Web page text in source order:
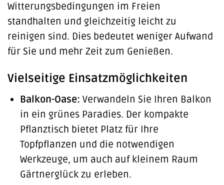
Witterungsbedingungen im Freien
standhalten und gleichzeitig leicht zu
reinigen sind. Dies bedeutet weniger Aufwand
für Sie und mehr Zeit zum Genießen.
Vielseitige Einsatzmöglichkeiten
Balkon-Oase: Verwandeln Sie Ihren Balkon
in ein grünes Paradies. Der kompakte
Pflanztisch bietet Platz für Ihre
Topfpflanzen und die notwendigen
Werkzeuge, um auch auf kleinem Raum
Gärtnerglück zu erleben.